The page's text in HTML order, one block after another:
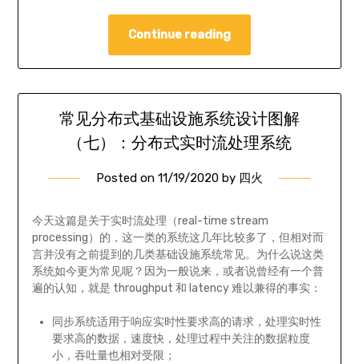
Continue reading
常见分布式基础设施系统设计图解
（七）：分布式实时流处理系统
Posted on 11/19/2020 by 四火
今天这篇是关于实时流处理（real-time stream
processing）的，这一类的系统这几年比较多了，但相对而
言并没有之前提到的几类基础设施系统常见。为什么说这类
系统如今更为常见呢？因为一般说来，或者说曾经有一个普
遍的认知，就是 throughput 和 latency 难以兼得的事实：
同步系统适用于响应实时性要求高的请求，处理实时性
要求高的数据，速度快，处理过程中关注的数据粒度
小，吞吐量也相对受限；